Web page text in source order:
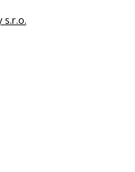
s.r.o.